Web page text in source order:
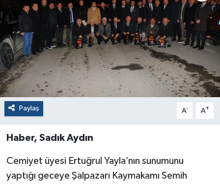
Paylaş A- A+
Haber, Sadık Aydın
Cemiyet üyesi Ertuğrul Yayla’nın sunumunu
yaptığı geceye Şalpazarı Kaymakamı Semih